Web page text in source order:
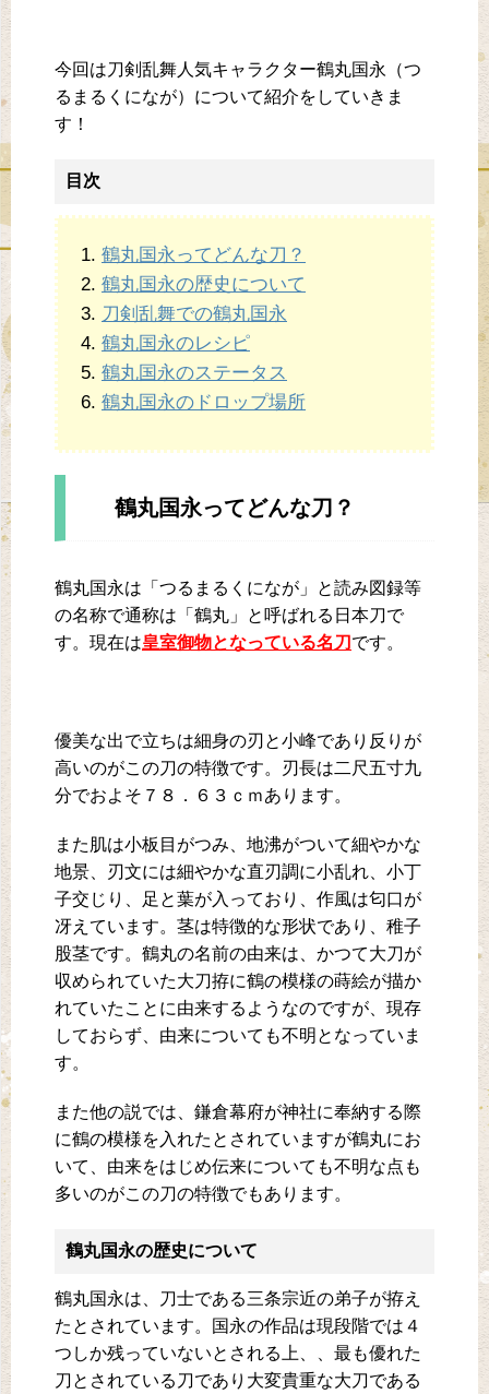
今回は刀剣乱舞人気キャラクター鶴丸国永（つ
るまるくになが）について紹介をしていきま
す！
目次
鶴丸国永ってどんな刀？
鶴丸国永の歴史について
刀剣乱舞での鶴丸国永
鶴丸国永のレシピ
鶴丸国永のステータス
鶴丸国永のドロップ場所
鶴丸国永ってどんな刀？
鶴丸国永は「つるまるくになが」と読み図録等
の名称で通称は「鶴丸」と呼ばれる日本刀で
す。現在は皇室御物となっている名刀 です。
優美な出で立ちは細身の刃と小峰であり反りが
高いのがこの刀の特徴です。刃長は二尺五寸九
分でおよそ７８．６３ｃｍあります。
また肌は小板目がつみ、地沸がついて細やかな
地景、刃文には細やかな直刃調に小乱れ、小丁
子交じり、足と葉が入っており、作風は匂口が
冴えています。茎は特徴的な形状であり、稚子
股茎です。鶴丸の名前の由来は、かつて大刀が
収められていた大刀拵に鶴の模様の蒔絵が描か
れていたことに由来するようなのですが、現存
しておらず、由来についても不明となっていま
す。
また他の説では、鎌倉幕府が神社に奉納する際
に鶴の模様を入れたとされていますが鶴丸にお
いて、由来をはじめ伝来についても不明な点も
多いのがこの刀の特徴でもあります。
鶴丸国永の歴史について
鶴丸国永は、刀士である三条宗近の弟子が拵え
たとされています。国永の作品は現段階では４
つしか残っていないとされる上、、最も優れた
刀とされている刀であり大変貴重な大刀である